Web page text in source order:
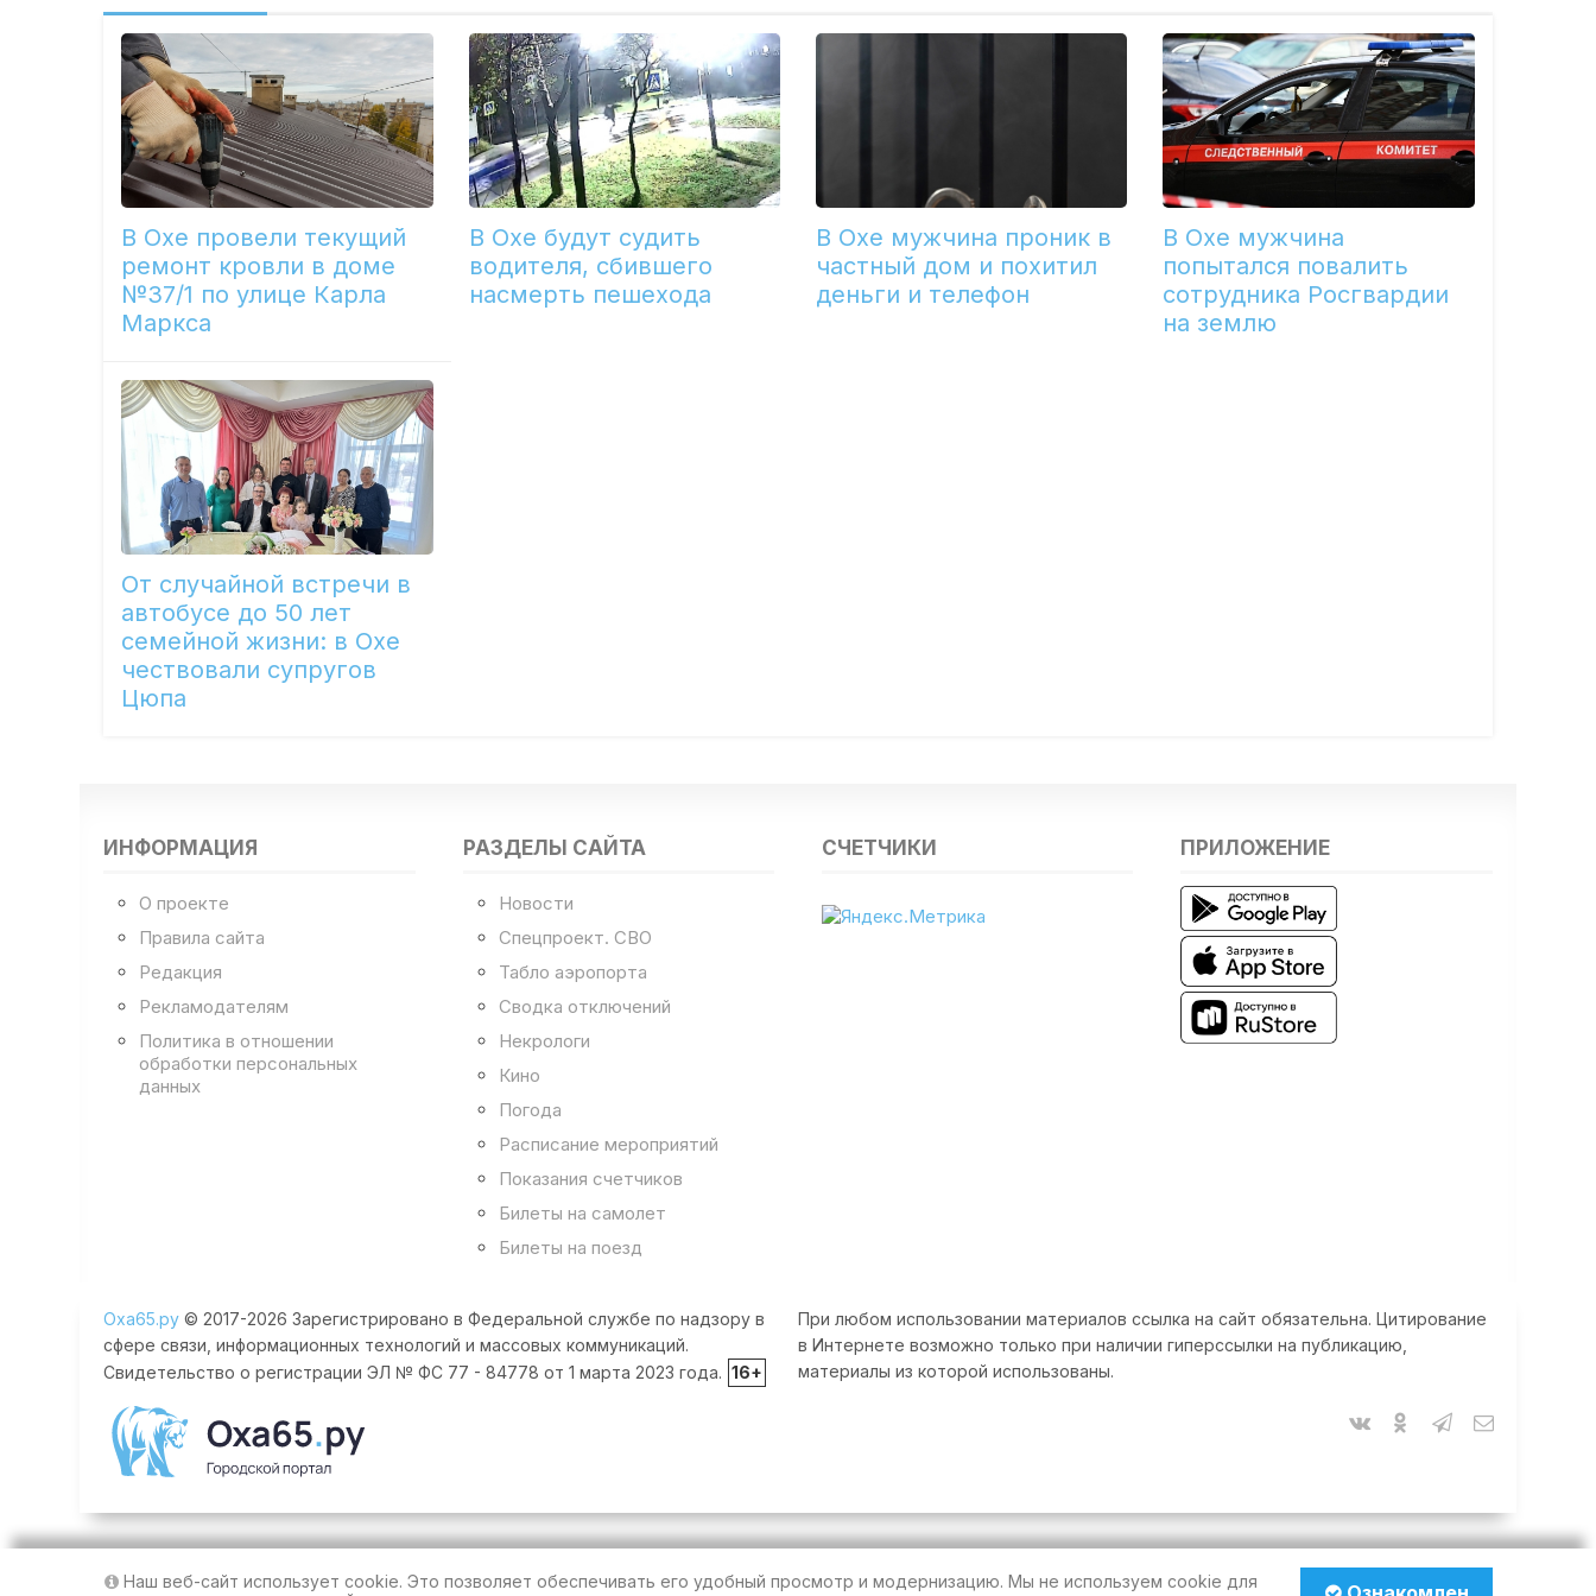
В Охе провели текущий
ремонт кровли в доме
№37/1 по улице Карла
Маркса
В Охе будут судить
водителя, сбившего
насмерть пешехода
В Охе мужчина проник в
частный дом и похитил
деньги и телефон
В Охе мужчина
попытался повалить
сотрудника Росгвардии
на землю
От случайной встречи в
автобусе до 50 лет
семейной жизни: в Охе
чествовали супругов
Цюпа
ИНФОРМАЦИЯ
О проекте
Правила сайта
Редакция
Рекламодателям
Политика в отношении
обработки персональных
данных
РАЗДЕЛЫ САЙТА
Новости
Спецпроект. СВО
Табло аэропорта
Сводка отключений
Некрологи
Кино
Погода
Расписание мероприятий
Показания счетчиков
Билеты на самолет
Билеты на поезд
СЧЕТЧИКИ ПРИЛОЖЕНИЕ
При любом использовании материалов ссылка на сайт обязательна. Цитирование
в Интернете возможно только при наличии гиперссылки на публикацию,
материалы из которой использованы.
Оха65.ру © 2017-2026 Зарегистрировано в Федеральной службе по надзору в
сфере связи, информационных технологий и массовых коммуникаций.
Свидетельство о регистрации ЭЛ № ФС 77 - 84778 от 1 марта 2023 года. 16+
Наш веб-сайт использует cookie. Это позволяет обеспечивать его удобный просмотр и модернизацию. Мы не используем cookie для